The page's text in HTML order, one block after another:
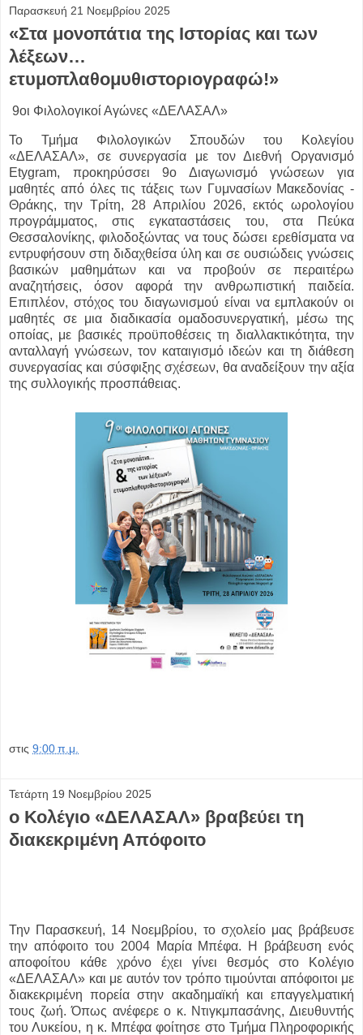
Παρασκευή 21 Νοεμβρίου 2025
«Στα μονοπάτια της Ιστορίας και των
λέξεων…
ετυμοπλαθομυθιστοριογραφώ!»
9οι Φιλολογικοί Αγώνες «ΔΕΛΑΣΑΛ»
Το Τμήμα Φιλολογικών Σπουδών του Κολεγίου
«ΔΕΛΑΣΑΛ», σε συνεργασία με τον Διεθνή Οργανισμό
Etygram, προκηρύσσει 9ο Διαγωνισμό γνώσεων για
μαθητές από όλες τις τάξεις των Γυμνασίων Μακεδονίας -
Θράκης, την Τρίτη, 28 Απριλίου 2026, εκτός ωρολογίου
προγράμματος, στις εγκαταστάσεις του, στα Πεύκα
Θεσσαλονίκης, φιλοδοξώντας να τους δώσει ερεθίσματα να
εντρυφήσουν στη διδαχθείσα ύλη και σε ουσιώδεις γνώσεις
βασικών μαθημάτων και να προβούν σε περαιτέρω
αναζητήσεις, όσον αφορά την ανθρωπιστική παιδεία.
Επιπλέον, στόχος του διαγωνισμού είναι να εμπλακούν οι
μαθητές σε μια διαδικασία ομαδοσυνεργατική, μέσω της
οποίας, με βασικές προϋποθέσεις τη διαλλακτικότητα, την
ανταλλαγή γνώσεων, τον καταιγισμό ιδεών και τη διάθεση
συνεργασίας και σύσφιξης σχέσεων, θα αναδείξουν την αξία
της συλλογικής προσπάθειας.
στις 9:00 π.μ.
Τετάρτη 19 Νοεμβρίου 2025
ο Κολέγιο «ΔΕΛΑΣΑΛ» βραβεύει τη
διακεκριμένη Απόφοιτο
Την Παρασκευή, 14 Νοεμβρίου, το σχολείο μας βράβευσε
την απόφοιτο του 2004 Μαρία Μπέφα. Η βράβευση ενός
αποφοίτου κάθε χρόνο έχει γίνει θεσμός στο Κολέγιο
«ΔΕΛΑΣΑΛ» και με αυτόν τον τρόπο τιμούνται απόφοιτοι με
διακεκριμένη πορεία στην ακαδημαϊκή και επαγγελματική
τους ζωή. Όπως ανέφερε ο κ. Ντιγκμπασάνης, Διευθυντής
του Λυκείου, η κ. Μπέφα φοίτησε στο Τμήμα Πληροφορικής